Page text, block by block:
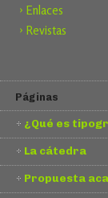
› Enlaces
› Revistas
Páginas
¿Qué es
La cátedra
Propuesta